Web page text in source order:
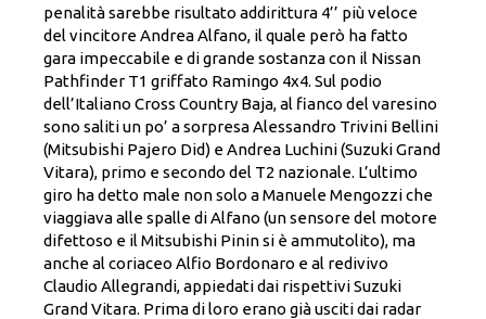
penalità sarebbe risultato addirittura 4’’ più veloce
del vincitore Andrea Alfano, il quale però ha fatto
gara impeccabile e di grande sostanza con il Nissan
Pathfinder T1 griffato Ramingo 4x4. Sul podio
dell’Italiano Cross Country Baja, al fianco del varesino
sono saliti un po’ a sorpresa Alessandro Trivini Bellini
(Mitsubishi Pajero Did) e Andrea Luchini (Suzuki Grand
Vitara), primo e secondo del T2 nazionale. L’ultimo
giro ha detto male non solo a Manuele Mengozzi che
viaggiava alle spalle di Alfano (un sensore del motore
difettoso e il Mitsubishi Pinin si è ammutolito), ma
anche al coriaceo Alfio Bordonaro e al redivivo
Claudio Allegrandi, appiedati dai rispettivi Suzuki
Grand Vitara. Prima di loro erano già usciti dai radar